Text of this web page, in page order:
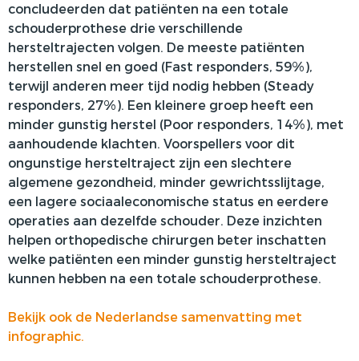
concludeerden dat patiënten na een totale
schouderprothese drie verschillende
hersteltrajecten volgen. De meeste patiënten
herstellen snel en goed (Fast responders, 59%),
terwijl anderen meer tijd nodig hebben (Steady
responders, 27%). Een kleinere groep heeft een
minder gunstig herstel (Poor responders, 14%), met
aanhoudende klachten. Voorspellers voor dit
ongunstige hersteltraject zijn een slechtere
algemene gezondheid, minder gewrichtsslijtage,
een lagere sociaaleconomische status en eerdere
operaties aan dezelfde schouder. Deze inzichten
helpen orthopedische chirurgen beter inschatten
welke patiënten een minder gunstig hersteltraject
kunnen hebben na een totale schouderprothese.
Bekijk ook de Nederlandse samenvatting met
infographic.